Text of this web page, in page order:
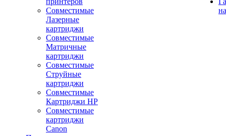
Совместимые
Лазерные
картриджи
Совместимые
Матричные
картриджи
Совместимые
Струйные
картриджи
Совместимые
Картриджи HP
Совместимые
картриджи
Canon